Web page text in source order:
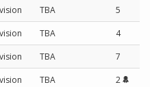
TBA
5
TBA
4
TBA
7
TBA
2